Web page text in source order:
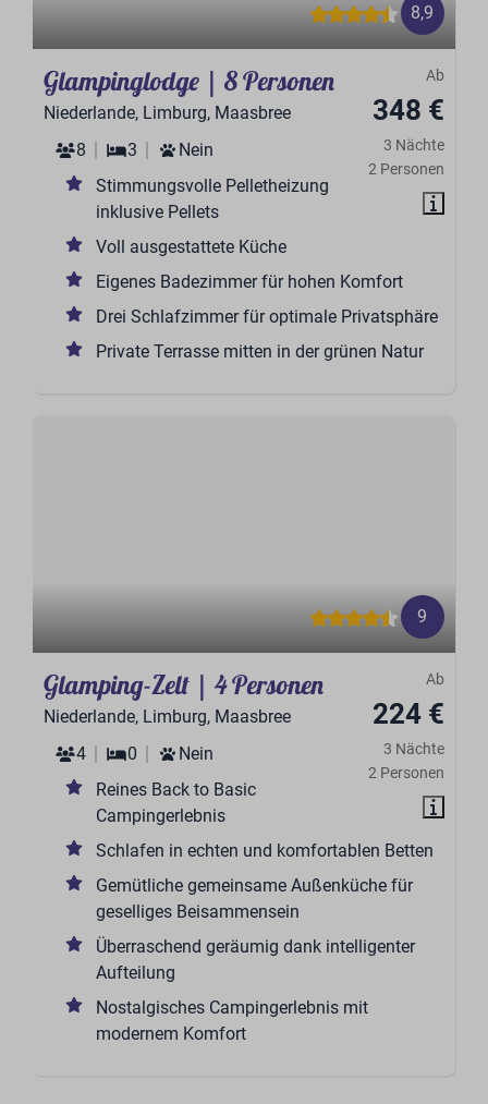
8,9
Ab
348 €
3 Nächte
2 Personen
Glampinglodge | 8 Personen
Niederlande, Limburg, Maasbree
8
3
Nein
Stimmungsvolle Pelletheizung
inklusive Pellets
Voll ausgestattete Küche
Eigenes Badezimmer für hohen Komfort
Drei Schlafzimmer für optimale Privatsphäre
Private Terrasse mitten in der grünen Natur
9
Ab
224 €
3 Nächte
2 Personen
Glamping-Zelt | 4 Personen
Niederlande, Limburg, Maasbree
4
0
Nein
Reines Back to Basic
Campingerlebnis
Schlafen in echten und komfortablen Betten
Gemütliche gemeinsame Außenküche für
geselliges Beisammensein
Überraschend geräumig dank intelligenter
Aufteilung
Nostalgisches Campingerlebnis mit
modernem Komfort